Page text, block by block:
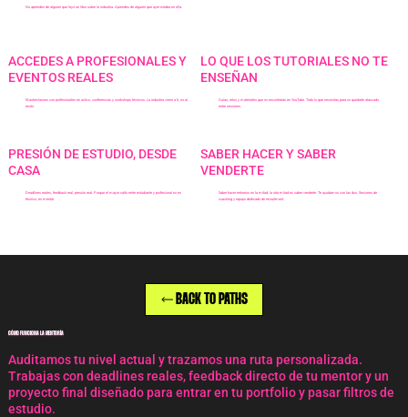
No aprendes de alguien que leyó un libro sobre la industria. Aprendes de alguien que ayer estaba en ella.
ACCEDES A PROFESIONALES Y
EVENTOS REALES
Masterclasses con profesionales en activo, conferencias y workshops técnicos. La industria viene a ti, no al
revés.
LO QUE LOS TUTORIALES NO TE
ENSEÑAN
Guías, retos y materiales que no encontrarás en YouTube. Todo lo que necesitas para no quedarte atascado
entre sesiones.
PRESIÓN DE ESTUDIO, DESDE
CASA
Deadlines reales, feedback real, presión real. Porque el mayor salto entre estudiante y profesional no es
técnico, es mental.
SABER HACER Y SABER
VENDERTE
Saber hacer entornos es la mitad, la otra mitad es saber venderte. Te ayudamos con las dos. Sesiones de
coaching y equipo dedicado de recruitment.
BACK TO PATHS
CÓMO FUNCIONA LA MENTORÍA
Auditamos tu nivel actual y trazamos una ruta personalizada.
Trabajas con deadlines reales, feedback directo de tu mentor y un
proyecto final diseñado para entrar en tu portfolio y pasar filtros de
estudio.